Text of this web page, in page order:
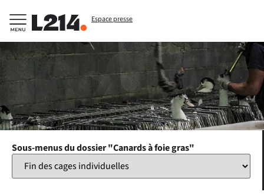
Espace presse
Sous-menus du dossier "Canards à foie gras"